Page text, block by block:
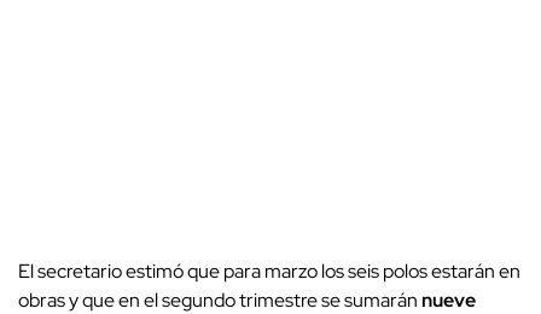
El secretario estimó que para marzo los seis polos estarán en
obras y que en el segundo trimestre se sumaránnueve